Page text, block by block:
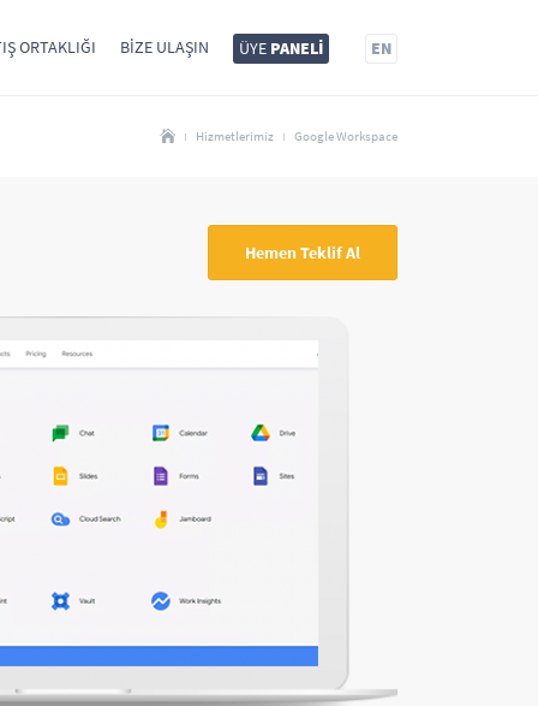
ÜYE PANELİ EN
ORTAKLIĞI BIZE ULAŞIN
Hizmetlerimiz Google Workspace
Hemen Teklif Al